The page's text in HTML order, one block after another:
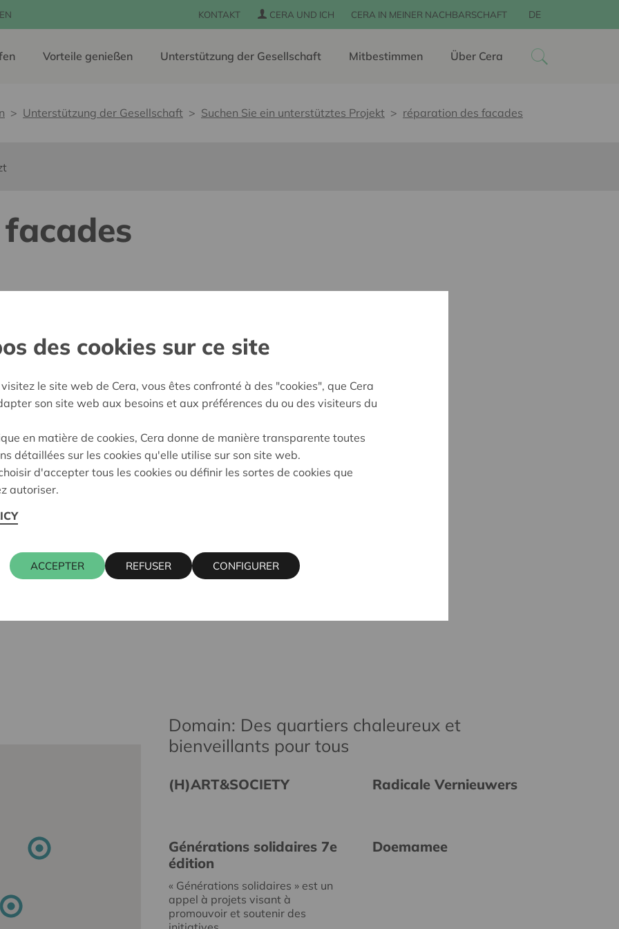
KONTAKT CERA UND ICH CERA IN MEINER NACHBARSCHAFT DE
Vorteile genießen Unterstützung der Gesellschaft Mitbestimmen Über Cera
Unterstützung der Gesellschaft Suchen Sie ein unterstütztes Projekt réparation des facades
tous
In Request
koch 17, 6700 ARLON
Kontaktperson
christophe.kevelaer@cera.coop
Domain: Des quartiers chaleureux et
bienveillants pour tous
(H)ART&SOCIETY Radicale Vernieuwers
Générations solidaires 7e
édition
« Générations solidaires » est un
appel à projets visant à
promouvoir et soutenir des
Doemamee
des cookies sur ce site
le site web de Cera, vous êtes confronté à des "cookies", que Cera
son site web aux besoins et aux préférences du ou des visiteurs du
en matière de cookies, Cera donne de manière transparente toutes
détaillées sur les cookies qu'elle utilise sur son site web.
d'accepter tous les cookies ou définir les sortes de cookies que
autoriser.
ACCEPTER REFUSER CONFIGURER